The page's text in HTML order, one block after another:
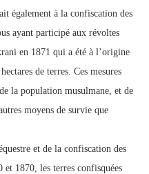
également à la confiscation des
ayant participé aux révoltes
en 1871 qui a été à l’origine
de terres. Ces mesures
la population musulmane, et de
moyens de survie que
et de la confiscation des
1870, les terres confisquées